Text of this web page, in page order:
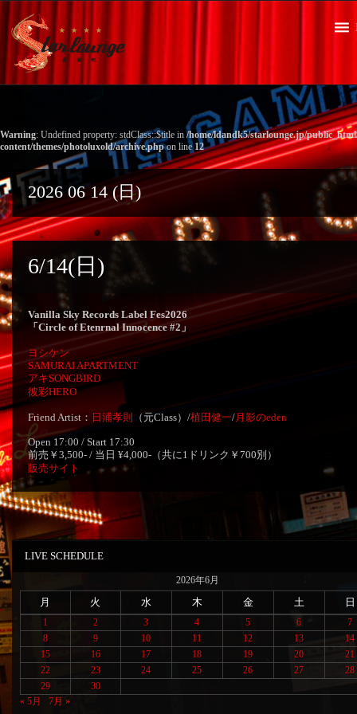
Warning: Undefined property: stdClass::$title in/home/ldandk5/starlounge.jp/
content/themes/photoluxold/archive.phpon line12
2026 06 14 (日)
6/14(日)
Vanilla Sky Records Label Fes2026
「Circle of Etenrnal Innocence #2」
ヨシケン
SAMURAI APARTMENT
アキSONGBIRD
彼彩HERO
Friend Artist： 日浦孝則 （元Class）/植田健一/月影のeden
Open 17:00 / Start 17:30
前売￥3,500- / 当日 ¥4,000-（共に1ドリンク￥700別）
販売サイト
LIVE SCHEDULE
2026年6月
月 火 水 木 金 土 日
1 2 3 4 5 6
7
8
9 10 11 12 13
14
15
16 17 18 19 20
21
22
23 24 25 26 27
28
29
30
« 5月
7月 »